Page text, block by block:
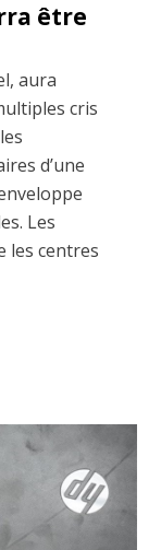
être
aura
cris
d’une
Les
les centres